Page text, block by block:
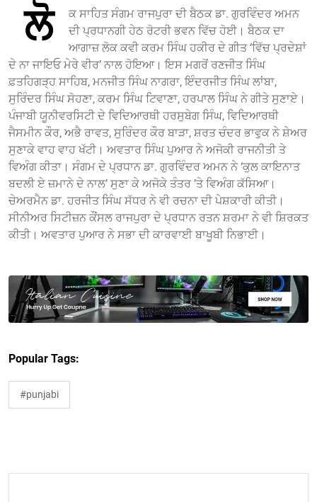
ਲੋ
ਕ ਸਾਹਿਤ ਸੰਗਮ ਰਾਜਪੁਰਾ ਦੀ ਬੈਠਕ ਡਾ. ਗੁਰਵਿੰਦਰ ਅਮਨ
ਦੀ ਪ੍ਰਧਾਨਗੀ ਹੇਠ ਰੋਟਰੀ ਭਵਨ ਵਿੱਚ ਹੋਈ। ਬੈਠਕ ਦਾ
ਆਗਾਜ਼ ਲੋਕ ਕਵੀ ਕਰਮ ਸਿੰਘ ਹਕੀਰ ਦੇ ਗੀਤ ‘ਵਿੱਚ ਪ੍ਰਦੇਸ਼ਾਂ
ਦੇ ਨਾ ਜਾਇਓ ਮੇਰੇ ਵੀਰ’ ਨਾਲ ਹੋਇਆ। ਇਸ ਮਗਰੋਂ ਰਣਜੀਤ ਸਿੰਘ
ਫ਼ਤਹਿਗੜ੍ਹ ਸਾਹਿਬ, ਮਨਜੀਤ ਸਿੰਘ ਨਾਗਰਾ, ਇੰਦਰਜੀਤ ਸਿੰਘ ਲਾਂਬਾ,
ਸੁਰਿੰਦਰ ਸਿੰਘ ਸੋਹਣਾ, ਕਰਮ ਸਿੰਘ ਟਿਵਾਣਾ, ਹਰਪਾਲ ਸਿੰਘ ਨੇ ਗੀਤੇ ਸੁਣਾਏ।
ਪੰਜਾਬੀ ਯੂਨੀਵਰਸਿਟੀ ਦੇ ਵਿਦਿਆਰਥੀ ਹਰਸੁਬੇਗ ਸਿੰਘ, ਵਿਦਿਆਰਥੀ
ਜੈਸਮੀਨ ਕੌਰ, ਅਭੈ ਰਾਵਤ, ਸੁਰਿੰਦਰ ਕੌਰ ਬਾੜਾ, ਸ਼ਰਤ ਚੰਦਰ ਭਾਵੁਕ ਨੇ ਸ਼ੇਅਰ
ਸੁਣਾਕੇ ਵਾਹ ਵਾਹ ਖੱਟੀ। ਅਵਤਾਰ ਸਿੰਘ ਪੁਆਰ ਨੇ ਅਜੋਕੀ ਰਾਜਨੀਤੀ ਤੇ
ਵਿਅੰਗ ਕੀਤਾ। ਸੰਗਮ ਦੇ ਪ੍ਰਧਾਨ ਡਾ. ਗੁਰਵਿੰਦਰ ਅਮਨ ਨੇ ‘ਕੁਲ ਕਾਇਨਾਤ
ਬਦਲੀ ਏ ਜ਼ਮਾਨੇ ਦੇ ਨਾਲ’ ਸੁਣਾ ਕੇ ਅਜੋਕੇ ਤੰਤਰ ’ਤੇ ਵਿਅੰਗ ਕੱਸਿਆ।
ਚੇਅਰਮੈਨ ਡਾ. ਹਰਜੀਤ ਸਿੰਘ ਸੱਧਰ ਨੇ ਵੀ ਰਚਨਾ ਦੀ ਪੇਸ਼ਕਾਰੀ ਕੀਤੀ।
ਸੀਨੀਅਰ ਸਿਟੀਜ਼ਨ ਕੌਂਸਲ ਰਾਜਪੁਰਾ ਦੇ ਪ੍ਰਧਾਨ ਰਤਨ ਸ਼ਰਮਾ ਨੇ ਵੀ ਸ਼ਿਰਕਤ
ਕੀਤੀ। ਅਵਤਾਰ ਪੁਆਰ ਨੇ ਸਭਾ ਦੀ ਕਾਰਵਾਈ ਬਾਖੂਬੀ ਨਿਭਾਈ।
Popular Tags:
#punjabi